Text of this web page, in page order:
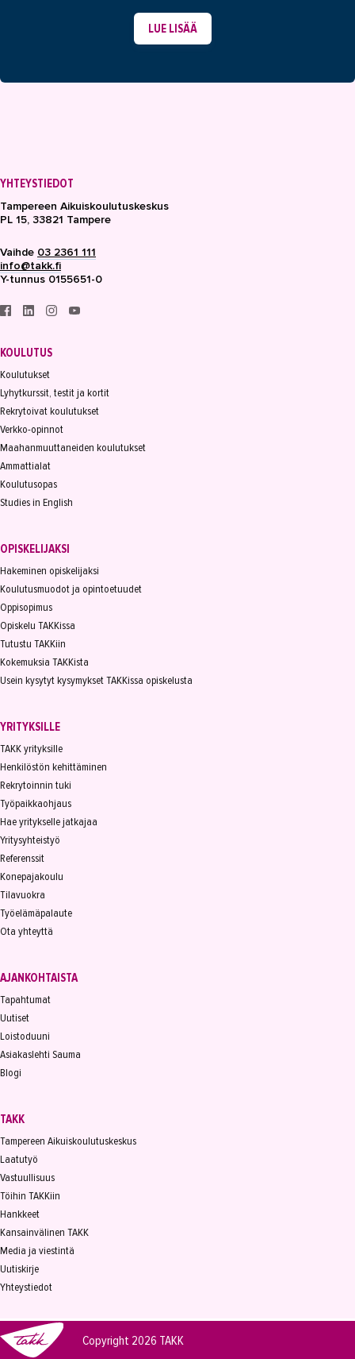
LUE LISÄÄ
YHTEYSTIEDOT
Tampereen Aikuiskoulutuskeskus
PL 15, 33821 Tampere
Vaihde 03 2361 111
info@takk.fi
Y-tunnus 0155651-0
KOULUTUS
Koulutukset
Lyhytkurssit, testit ja kortit
Rekrytoivat koulutukset
Verkko-opinnot
Maahanmuuttaneiden koulutukset
Ammattialat
Koulutusopas
Studies in English
OPISKELIJAKSI
Hakeminen opiskelijaksi
Koulutusmuodot ja opintoetuudet
Oppisopimus
Opiskelu TAKKissa
Tutustu TAKKiin
Kokemuksia TAKKista
Usein kysytyt kysymykset TAKKissa opiskelusta
YRITYKSILLE
TAKK yrityksille
Henkilöstön kehittäminen
Rekrytoinnin tuki
Työpaikkaohjaus
Hae yritykselle jatkajaa
Yritysyhteistyö
Referenssit
Konepajakoulu
Tilavuokra
Työelämäpalaute
Ota yhteyttä
AJANKOHTAISTA
Tapahtumat
Uutiset
Loistoduuni
Asiakaslehti Sauma
Blogi
TAKK
Tampereen Aikuiskoulutuskeskus
Laatutyö
Vastuullisuus
Töihin TAKKiin
Hankkeet
Kansainvälinen TAKK
Media ja viestintä
Uutiskirje
Yhteystiedot
Copyright 2026 TAKK